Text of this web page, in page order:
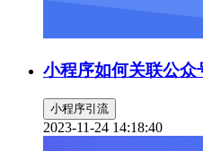
小程序如何关联公众
小程序引流
2023-11-24 14:18:40